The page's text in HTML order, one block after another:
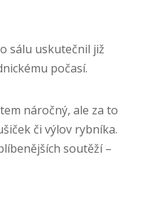
sálu uskutečnil již
počasí.
náročný, ale za to
či výlov rybníka.
soutěží –